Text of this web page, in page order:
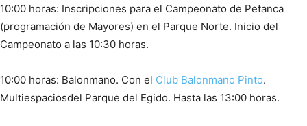
10:00 horas: Inscripciones para el Campeonato de Petanca
(programación de Mayores) en el Parque Norte. Inicio del
Campeonato a las 10:30 horas.
10:00 horas: Balonmano. Con el Club Balonmano Pinto.
Multiespaciosdel Parque del Egido. Hasta las 13:00 horas.